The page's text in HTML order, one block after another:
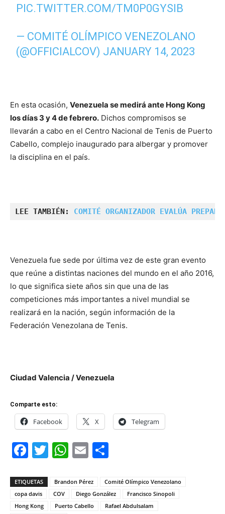
PIC.TWITTER.COM/TM0P0GYSIB
— COMITÉ OLÍMPICO VENEZOLANO
(@OFFICIALCOV) JANUARY 14, 2023
En esta ocasión, Venezuela se medirá ante Hong Kong
los días 3 y 4 de febrero. Dichos compromisos se
llevarán a cabo en el Centro Nacional de Tenis de Puerto
Cabello, complejo inaugurado para albergar y promover
la disciplina en el país.
LEE TAMBIÉN: COMITÉ ORGANIZADOR EVALÚA
Venezuela fue sede por última vez de este gran evento
que reúne a distintas naciones del mundo en el año 2016,
lo que significa siete años sin que una de las
competiciones más importantes a nivel mundial se
realizará en la nación, según información de la
Federación Venezolana de Tenis.
Ciudad Valencia / Venezuela
Comparte esto:
Facebook X Telegram
Facebook
Twitter
WhatsApp
Email
ETIQUETAS Brandon Pérez
Comité Olímpico Venezolano
copa davis
COV Diego González
Francisco Sinopoli
Hong Kong
Puerto Cabello
Rafael Abdulsalam